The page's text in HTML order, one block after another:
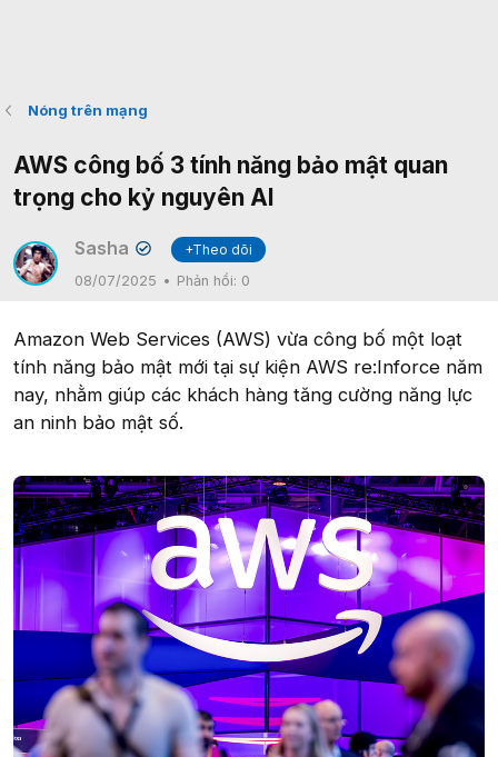
Nóng trên mạng
AWS công bố 3 tính năng bảo mật quan
trọng cho kỷ nguyên AI
Sasha ✔
+Theo dõi
08/07/2025
Phản hồi: 0
Amazon Web Services (AWS) vừa công bố một loạt
tính năng bảo mật mới tại sự kiện AWS re:Inforce năm
nay, nhằm giúp các khách hàng tăng cường năng lực
an ninh bảo mật số.